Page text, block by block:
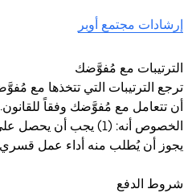
إرشادات مجتمع أوبر
الترتيبات مع مُفوَّضك
ترجع الترتيبات التي تتخذها مع
أن تتعامل مع مُفوَّضك وفقاً
يجوز أن يُطلب منه أداء عمل قسري
شروط الدفع